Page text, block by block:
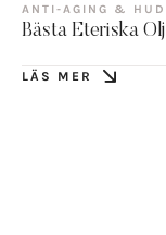
ANTI-AGING &
Bästa Eteriska
LÄS MER